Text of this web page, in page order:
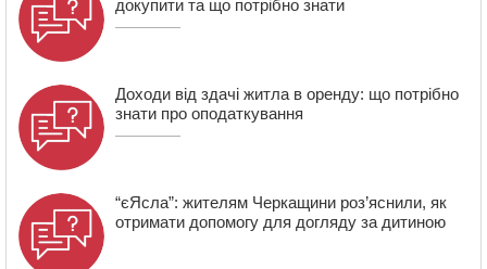
комендантської години та 10 нетверезих водіїв
15:12
На Золотоніщині водійка збила пішохода, який
перебігав дорогу
докупити та що потрібно знати
Доходи від здачі житла в оренду: що потрібно
знати про оподаткування
“єЯсла”: жителям Черкащини роз’яснили, як
отримати допомогу для догляду за дитиною